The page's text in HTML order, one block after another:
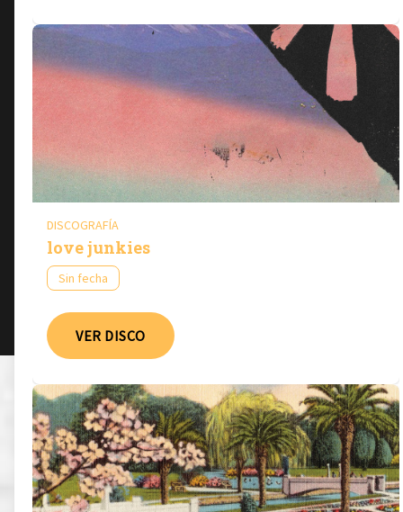
DISCOGRAFÍA
love junkies
Sin fecha
VER DISCO